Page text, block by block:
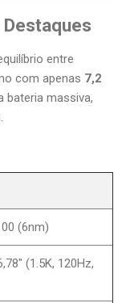
entre
com apenas 7,2
bateria massiva,
(6nm)
(1.5K, 120Hz,